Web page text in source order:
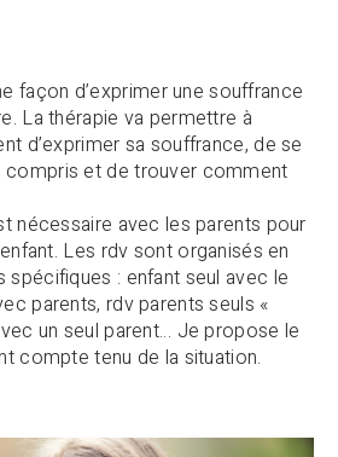
façon d’exprimer une souffrance
La thérapie va permettre à
d’exprimer sa souffrance, de se
et de trouver comment
nécessaire avec les parents pour
Les rdv sont organisés en
: enfant seul avec le
parents, rdv parents seuls «
un seul parent… Je propose le
compte tenu de la situation.